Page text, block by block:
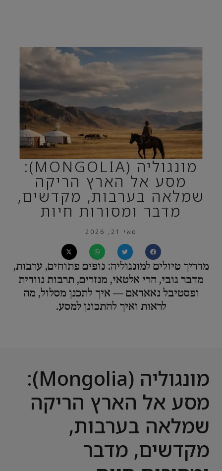
מונגוליה (MONGOLIA):
מסע אל הארץ הריקה
שמלאה בערבות, מקדשים,
מדבר ומסורות חיות
מאי 21, 2026
מדריך טיולים למונגוליה: נופים פתוחים, ערבות,
מדבר גובי, הרי אלטאי, מנזרים, תרבות נוודית
ופסטיבל נאאדאם — איך לתכנן מסלול, מה
לראות ואיך להתכונן למסע.
מונגוליה (Mongolia):
מסע אל הארץ הריקה
שמלאה בערבות,
מקדשים, מדבר